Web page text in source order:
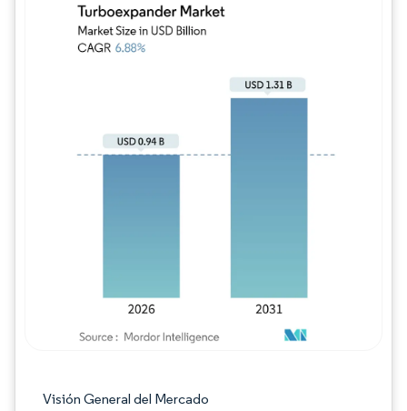
Visión General del Mercado